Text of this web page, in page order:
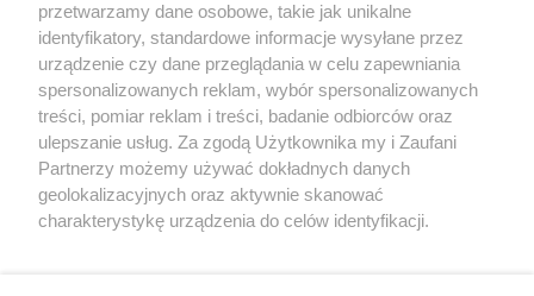
Kultura
X Facebook Instagram Youtube
przetwarzamy dane osobowe, takie jak unikalne
identyfikatory, standardowe informacje wysyłane przez
urządzenie czy dane przeglądania w celu zapewniania
spersonalizowanych reklam, wybór spersonalizowanych
treści, pomiar reklam i treści, badanie odbiorców oraz
ulepszanie usług. Za zgodą Użytkownika my i Zaufani
Partnerzy możemy używać dokładnych danych
geolokalizacyjnych oraz aktywnie skanować
charakterystykę urządzenia do celów identyfikacji.